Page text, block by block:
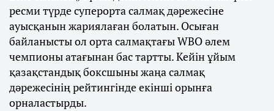
ресми түрде суперорта салмақ дәрежесіне
ауысқанын жариялаған болатын. Осыған
байланысты ол орта салмақтағы WBO әлем
чемпионы атағынан бас тартты. Кейін ұйым
қазақстандық боксшыны жаңа салмақ
дәрежесінің рейтингінде екінші орынға
орналастырды.